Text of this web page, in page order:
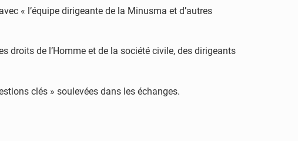
« l’équipe dirigeante de la Minusma et d’autres
droits de l’Homme et de la société civile, des dirigeants
clés » soulevées dans les échanges.